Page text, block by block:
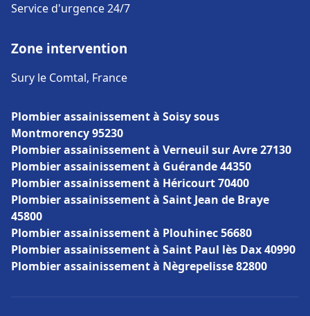
Service d'urgence 24/7
Zone intervention
Sury le Comtal, France
Plombier assainissement à Soisy sous
Montmorency 95230
Plombier assainissement à Verneuil sur Avre 27130
Plombier assainissement à Guérande 44350
Plombier assainissement à Héricourt 70400
Plombier assainissement à Saint Jean de Braye
45800
Plombier assainissement à Plouhinec 56680
Plombier assainissement à Saint Paul lès Dax 40990
Plombier assainissement à Nègrepelisse 82800